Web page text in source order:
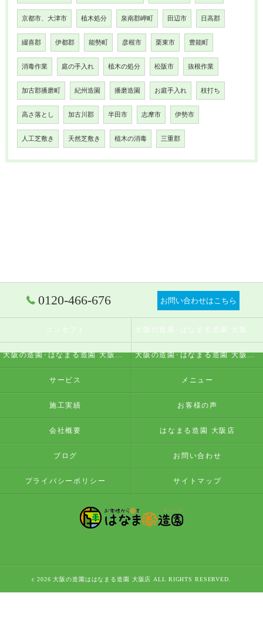
京都市、大津市 植木処分 泉南郡岬町 田辺市 日高郡
綴喜郡 伊都郡 能勢町 彦根市 栗東市 豊能町
消毒作業 庭の手入れ 植木の処分 松阪市 抜根作業
加古郡播磨町 紀州造園 播磨造園 お庭手入れ 枝打ち
高さ落とし 加古川郡 半田市 志摩市 伊勢市
人工芝敷き 天然芝敷き 植木の消毒 三重郡
0120-466-676 お問い合わせはこちら
コンセプト
大阪の造園･はなまる造園 大阪店の評判 大阪の造園･はなまる造園 大阪店のお客様の声
サービス メニュー
施工実績 お客様の声
会社概要 はなまる造園 大阪店
ブログ お問い合わせ
プライバシーポリシー サイトマップ
c 2026 大阪の造園ははなまる造園 大阪店 ALL RIGHTS RESERVED.